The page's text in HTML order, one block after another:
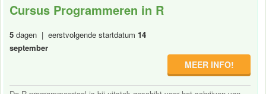
Cursus Programmeren in R
5 dagen | eerstvolgende startdatum 14
september
MEER INFO!